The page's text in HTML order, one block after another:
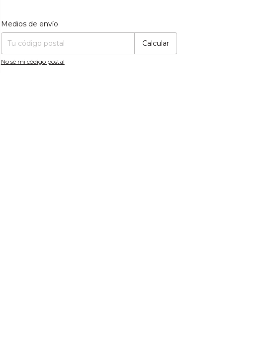
Entregas para el CP:
Medios de envío
Calcular
No sé mi código postal